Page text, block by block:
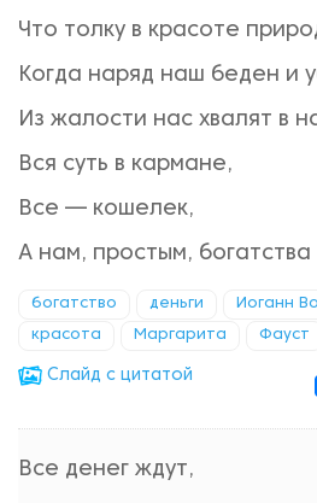
Что толку в красоте
Когда наряд наш беден и
Из жалости нас хвалят в
Вся суть в кармане,
Все — кошелек,
А нам, простым, богатства
богатство деньги Иоганн
красота Маргарита Фауст
Cлайд с цитатой
Все денег ждут,